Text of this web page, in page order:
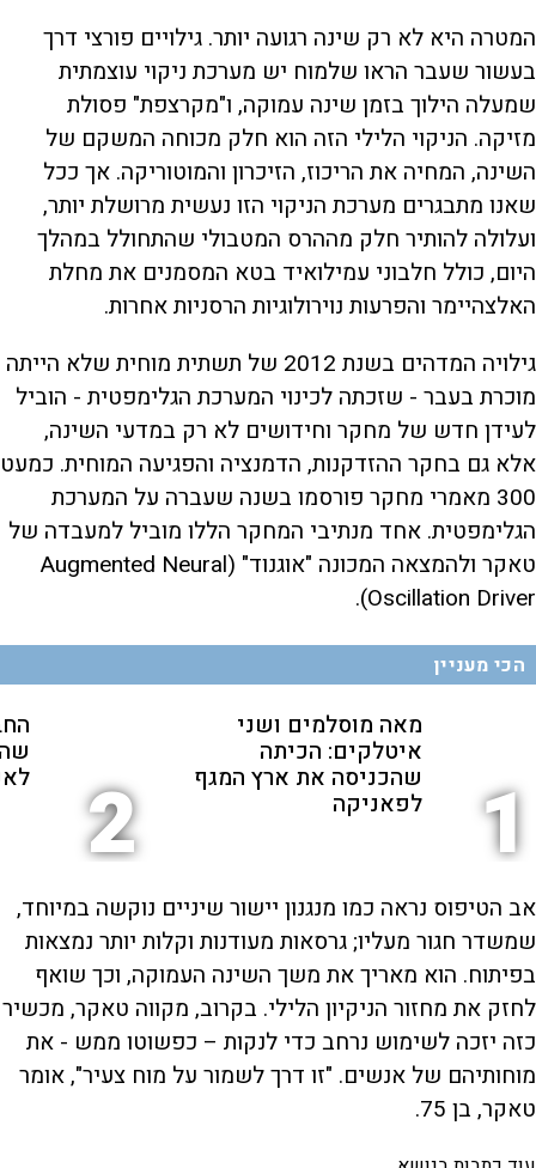
המטרה היא לא רק שינה רגועה יותר. גילויים פורצי דרך
בעשור שעבר הראו שלמוח יש מערכת ניקוי עוצמתית
שמעלה הילוך בזמן שינה עמוקה, ו"מקרצפת" פסולת
מזיקה. הניקוי הלילי הזה הוא חלק מכוחה המשקם של
השינה, המחיה את הריכוז, הזיכרון והמוטוריקה. אך ככל
שאנו מתבגרים מערכת הניקוי הזו נעשית מרושלת יותר,
ועלולה להותיר חלק מההרס המטבולי שהתחולל במהלך
היום, כולל חלבוני עמילואיד בטא המסמנים את מחלת
האלצהיימר והפרעות נוירולוגיות הרסניות אחרות.
גילויה המדהים בשנת 2012 של תשתית מוחית שלא הייתה
מוכרת בעבר - שזכתה לכינוי המערכת הגלימפטית - הוביל
לעידן חדש של מחקר וחידושים לא רק במדעי השינה,
אלא גם בחקר ההזדקנות, הדמנציה והפגיעה המוחית. כמעט
300 מאמרי מחקר פורסמו בשנה שעברה על המערכת
הגלימפטית. אחד מנתיבי המחקר הללו מוביל למעבדה של
טאקר ולהמצאה המכונה "אוגנוד" (Augmented Neural
Oscillation Driver).
הכי מעניין
1
מאה מוסלמים ושני
איטלקים: הכיתה
שהכניסה את ארץ המגף
לפאניקה 2
אב הטיפוס נראה כמו מנגנון יישור שיניים נוקשה במיוחד,
שמשדר חגור מעליו; גרסאות מעודנות וקלות יותר נמצאות
בפיתוח. הוא מאריך את משך השינה העמוקה, וכך שואף
לחזק את מחזור הניקיון הלילי. בקרוב, מקווה טאקר, מכשיר
כזה יזכה לשימוש נרחב כדי לנקות – כפשוטו ממש - את
מוחותיהם של אנשים. "זו דרך לשמור על מוח צעיר", אומר
טאקר, בן 75.